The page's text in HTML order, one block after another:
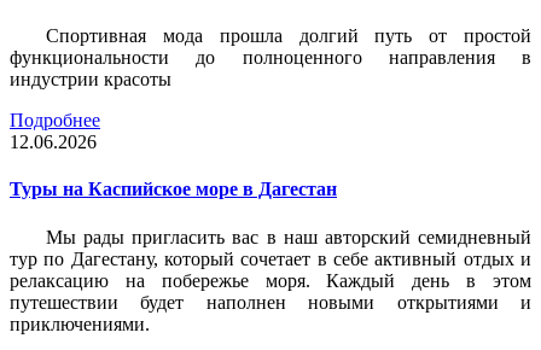
Спортивная мода прошла долгий путь от простой
функциональности до полноценного направления в
индустрии красоты
Подробнее
12.06.2026
Туры на Каспийское море в Дагестан
Мы рады пригласить вас в наш авторский семидневный
тур по Дагестану, который сочетает в себе активный отдых и
релаксацию на побережье моря. Каждый день в этом
путешествии будет наполнен новыми открытиями и
приключениями.